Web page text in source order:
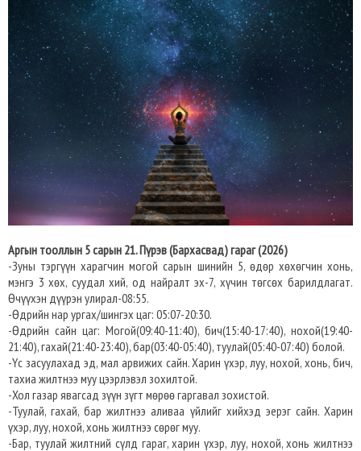
Аргын тооллын 5 сарын 21. Пүрэв (Бархасвад) гараг (2026)
-Зуны тэргүүн харагчин могой сарын шинийн 5, өдөр хөхөгчин хонь,
мэнгэ 3 хөх, суудал хий, од найралт эх-7, хүчин төгсөх барилдлагат.
Өчүүхэн дүүрэн улирал-08:55.
-Өдрийн нар ургах/шингэх цаг: 05:07-20:30.
-Өдрийн сайн цаг: Могой(09:40-11:40), бич(15:40-17:40), нохой(19:40-
21:40), гахай(21:40-23:40), бар(03:40-05:40), туулай(05:40-07:40) болой.
-Үс засуулахад эд, мал арвижих сайн. Харин үхэр, луу, нохой, хонь, бич,
тахиа жилтнээ муу цээрлэвэл зохилтой.
-Хол газар явагсад зүүн зүгт мөрөө гаргавал зохистой.
-Туулай, гахай, бар жилтнээ аливаа үйлийг хийхэд эерэг сайн. Харин
үхэр, луу, нохой, хонь жилтнээ сөрөг муу.
-Бар, туулай жилтний сүлд гараг, харин үхэр, луу, нохой, хонь жилтнээ